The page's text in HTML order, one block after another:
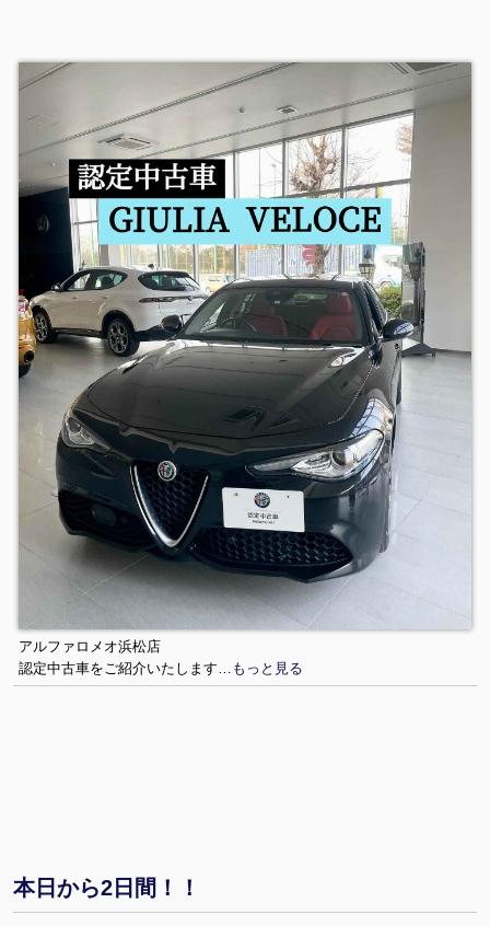
アルファロメオ浜松店
認定中古車をご紹介いたします …もっと見る
本日から2日間！！